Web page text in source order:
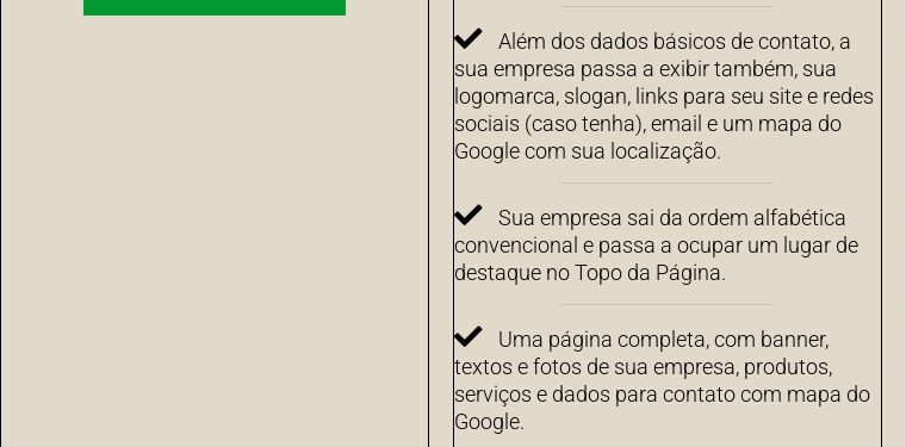
Além dos dados básicos de contato, a
sua empresa passa a exibir também, sua
logomarca, slogan, links para seu site e redes
sociais (caso tenha), email e um mapa do
Google com sua localização.
Sua empresa sai da ordem alfabética
convencional e passa a ocupar um lugar de
destaque no Topo da Página.
Uma página completa, com banner,
textos e fotos de sua empresa, produtos,
serviços e dados para contato com mapa do
Google.